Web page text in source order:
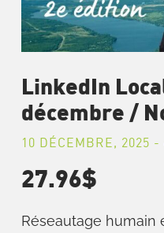
LinkedIn
décembre /
10 DÉCEMBRE, 2025 -
27.96$
Réseautage humain